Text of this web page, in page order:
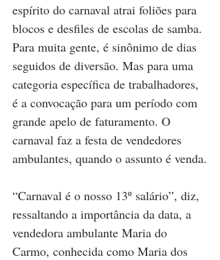
espírito do carnaval atrai foliões para
blocos e desfiles de escolas de samba.
Para muita gente, é sinônimo de dias
seguidos de diversão. Mas para uma
categoria específica de trabalhadores,
é a convocação para um período com
grande apelo de faturamento. O
carnaval faz a festa de vendedores
ambulantes, quando o assunto é venda.
“Carnaval é o nosso 13º salário”, diz,
ressaltando a importância da data, a
vendedora ambulante Maria do
Carmo, conhecida como Maria dos